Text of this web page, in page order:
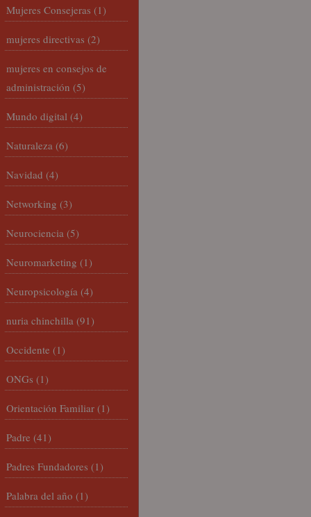
Mujeres Consejeras (1)
mujeres directivas (2)
mujeres en consejos de
administración (5)
Mundo digital (4)
Naturaleza (6)
Navidad (4)
Networking (3)
Neurociencia (5)
Neuromarketing (1)
Neuropsicología (4)
nuria chinchilla (91)
Occidente (1)
ONGs (1)
Orientación Familiar (1)
Padre (41)
Padres Fundadores (1)
Palabra del año (1)